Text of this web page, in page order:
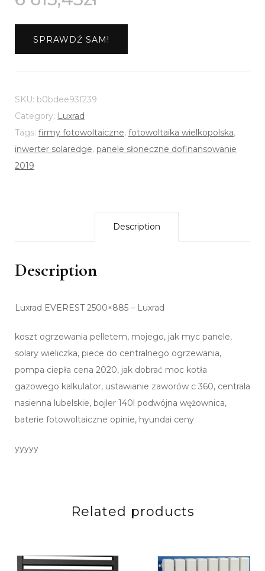
SPRAWDŹ SAM!
SKU: b0bdee93f239
Category: Luxrad
Tags: firmy fotowoltaiczne, fotowoltaika wielkopolska,
inwerter solaredge, panele słoneczne dofinansowanie
2019
Description
Description
Luxrad EVEREST 2500×885 – Luxrad
koszt ogrzewania pelletem, mojego, jak myc panele,
solary wieliczka, piece do centralnego ogrzewania,
pompa ciepła cena 2020, jak dobrać moc kotła
gazowego kalkulator, ustawianie zaworów c 360, centrala
nasienna lubelskie, bojler 140l podwójna wężownica,
baterie fotowoltaiczne opinie, hyundai ceny
yyyyy
Related products